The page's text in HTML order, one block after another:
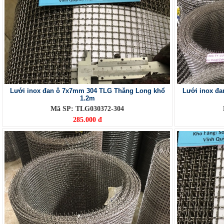
Lưới inox đan ô 7x7mm 304 TLG Thăng Long khổ
1.2m
Mã SP: TLG030372-304
285.000 đ
Lưới inox